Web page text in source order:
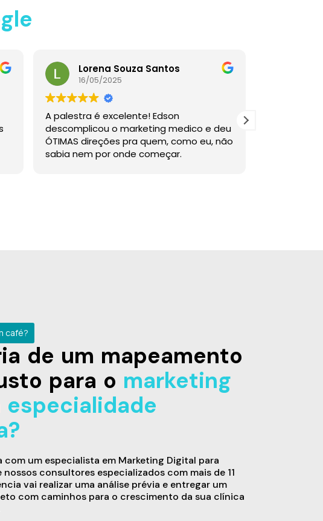
Lorena Souza Santos
16/05/2025
A palestra é excelente! Edson
descomplicou o marketing medico e deu
ÓTIMAS direções pra quem, como eu, não
sabia nem por onde começar.
café?
de um mapeamento
para o marketing
especialidade
com um especialista em Marketing Digital para
nossos consultores especializados com mais de 11
vai realizar uma análise prévia e entregar um
com caminhos para o crescimento da sua clínica